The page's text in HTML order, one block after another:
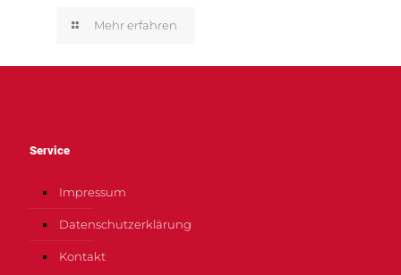
Mehr erfahren
Service
Impressum
Datenschutzerklärung
Kontakt